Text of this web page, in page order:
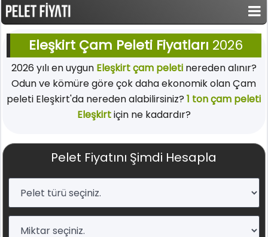
Eleşkirt Çam Peleti Fiyatları 2026
2026 yılı en uygun Eleşkirt çam peletinereden alınır?
Odun ve kömüre göre çok daha ekonomik olan Çam
peleti Eleşkirt'da nereden alabilirsiniz?1 ton çam peleti
Eleşkirtiçin ne kadardır?
Pelet Fiyatını Şimdi Hesapla